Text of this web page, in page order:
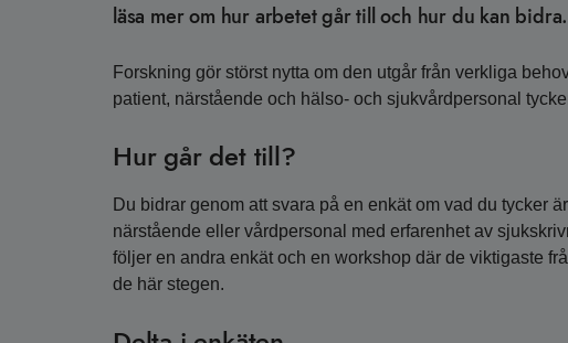
läsa mer om hur arbetet går till och hur du kan bidra.
Forskning gör störst nytta om den utgår från verkliga
patient, närstående och hälso- och sjukvårdpersonal
Hur går det till?
Du bidrar genom att svara på en enkät om vad du tycker
närstående eller vårdpersonal med erfarenhet av
följer en andra enkät och en workshop där de viktigaste
de här stegen.